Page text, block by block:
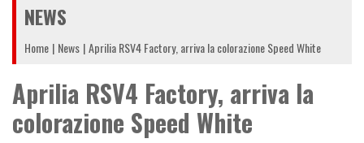
NEWS
Home News Aprilia RSV4 Factory, arriva la colorazione Speed White
Aprilia RSV4 Factory, arriva la
colorazione Speed White